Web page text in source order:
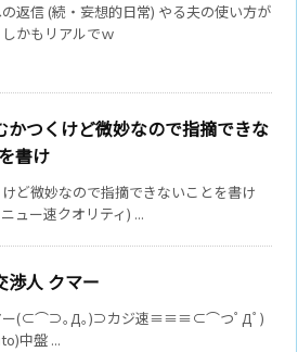
返信 (続・妄想的日常) やる夫の使い方が
かもリアルでｗ
かつくけど微妙なので指摘できな
書け
ど微妙なので指摘できないことを書け
ュー速クオリティ) ...
渉人 クマー
ー(⊂⌒⊃｡Д｡)⊃カジ速≡≡≡⊂⌒つﾟДﾟ)
中盤 ...